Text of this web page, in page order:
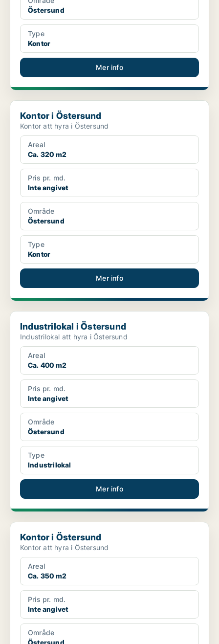
Östersund
Type
Kontor
Mer info
Kontor i Östersund
Kontor i Östersund
Kontor att hyra i Östersund
Areal
Ca. 320 m2
Pris pr. md.
Inte angivet
Område
Östersund
Type
Kontor
Mer info
Industrilokal i Östersund
Industrilokal i Östersund
Industrilokal att hyra i Östersund
Areal
Ca. 400 m2
Pris pr. md.
Inte angivet
Område
Östersund
Type
Industrilokal
Mer info
Kontor i Östersund
Kontor i Östersund
Kontor att hyra i Östersund
Areal
Ca. 350 m2
Pris pr. md.
Inte angivet
Område